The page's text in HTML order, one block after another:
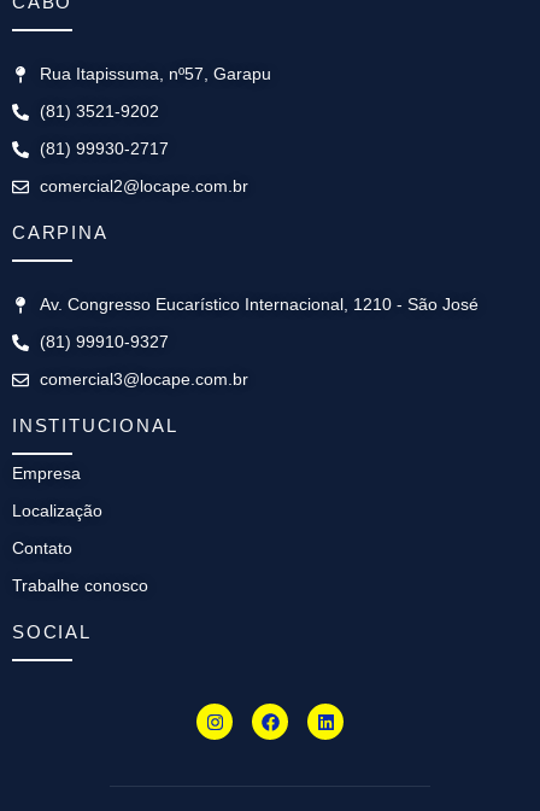
Rua Itapissuma, nº57, Garapu
(81) 3521-9202
(81) 99930-2717
comercial2@locape.com.br
CARPINA
Av. Congresso Eucarístico Internacional, 1210 - São José
(81) 99910-9327
comercial3@locape.com.br
INSTITUCIONAL
Empresa
Localização
Contato
Trabalhe conosco
SOCIAL